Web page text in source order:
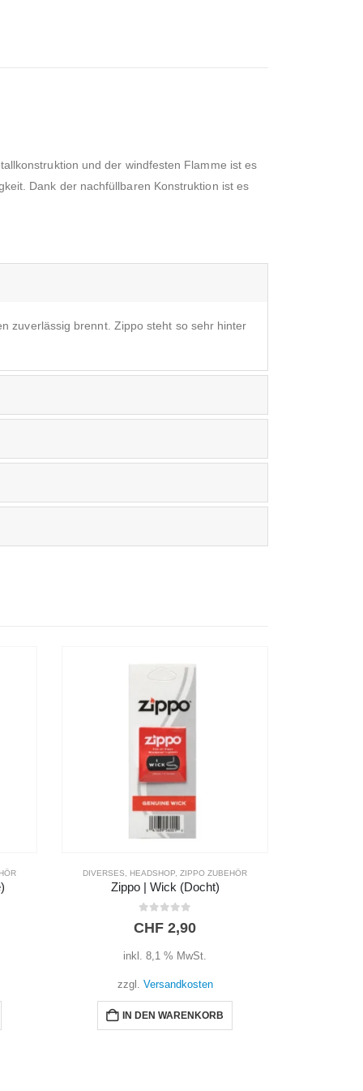
und der windfesten Flamme ist es
Dank der nachfüllbaren Konstruktion ist es
zuverlässig brennt. Zippo steht so sehr hinter
DIVERSES, HEADSHOP, ZIPPO ZUBEHÖR
Zippo | Wick (Docht)
CHF 2,90
inkl. 8,1 % MwSt.
zzgl. Versandkosten
IN DEN WARENKORB